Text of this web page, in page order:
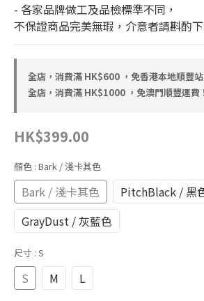
- 各家品牌做工及品檢標準不同，
不保證商品完美無瑕，介意者請斟酌下
全店，消費滿 HK$600 ，免香港本地順豐站
全店，消費滿 HK$1000 ，免澳門順豐運費！
HK$399.00
顏色 : Bark / 淺卡其色
Bark / 淺卡其色
PitchBlack / 黑
GrayDust / 灰藍色
尺寸 : S
S M L